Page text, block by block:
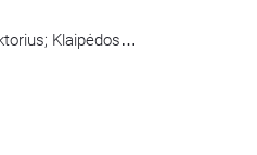
Klaipėdos…